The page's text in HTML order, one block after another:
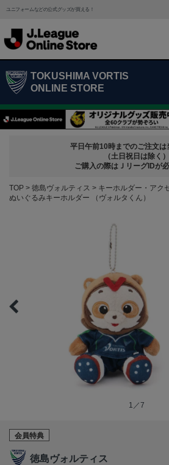
ユニフォームなどの公式グッズが買える！
TOKUSHIMA VORTIS
ONLINE STORE
平日午前10時までのご注文は
（土日祝日は除く）
ご購入の際はＪリーグIDが必
TOP 徳島ヴォルティス
キーホルダー・アク
ぬいぐるみキーホルダー （ヴォルタくん）
1／7
会員特典
徳島ヴォルティス